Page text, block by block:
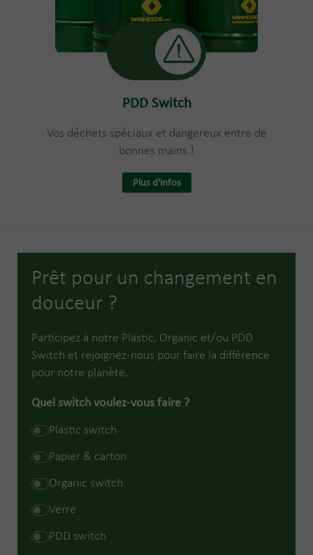
PDD Switch
Vos déchets spéciaux et dangereux entre de
bonnes mains !
Plus d'infos
Prêt pour un changement en
douceur ?
Participez à notre Plastic, Organic et/ou PDD
Switch et rejoignez-nous pour faire la différence
pour notre planète.
Quel switch voulez-vous faire ?
Plastic switch
Papier & carton
Organic switch
Verre
PDD switch